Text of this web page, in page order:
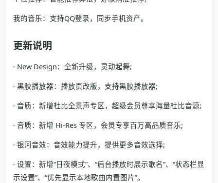
我的音乐：支持QQ登录，同步手机资产。
更新说明
· New Design：全新升级，灵动起舞;
· 黑胶播放器：播放页改版，支持黑胶播放器;
· 音质：新增杜比全景声专区，超级会员尊享海量杜比音源;
· 音质：新增 Hi-Res 专区，会员专享百万高品质音乐;
· 银河音效：音效能力提升，提供更多音效选择;
· 设置：新增“日夜模式”、“后台播放时展示歌名”、“状态栏显
示设置”、“优先显示本地歌曲内置图片”。